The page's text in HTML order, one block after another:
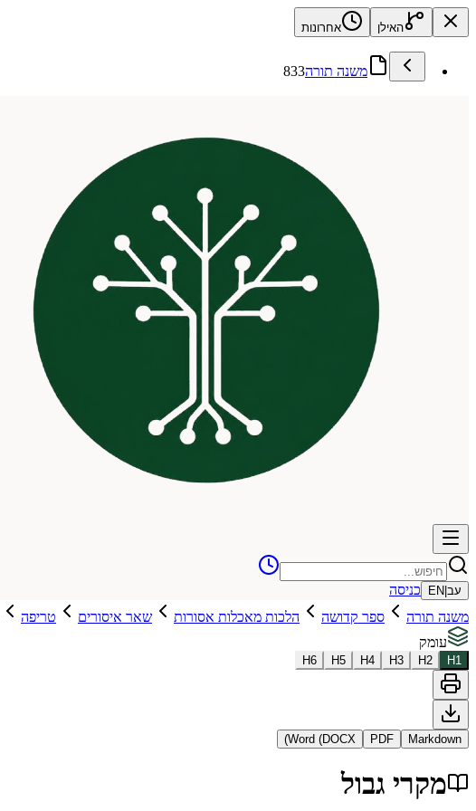
האילן אחרונות
משנה תורה833
עב EN
כניסה
משנה תורה
ספר קדושה הלכות מאכלות אסורות שאר איסורים טריפה
עומק
H1
H2
H3
H4
H5
H6
Markdown
PDF
Word (DOCX)
מקרי גבול